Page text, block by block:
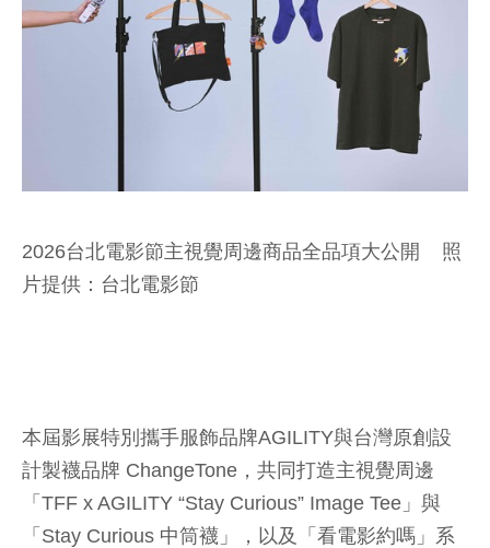
2026台北電影節主視覺周邊商品全品項大公開 照
片提供：台北電影節
本屆影展特別攜手服飾品牌AGILITY與台灣原創設
計製襪品牌 ChangeTone，共同打造主視覺周邊
「TFF x AGILITY “Stay Curious” Image Tee」與
「Stay Curious 中筒襪」，以及「看電影約嗎」系